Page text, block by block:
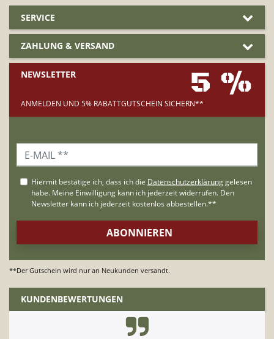
SERVICE
ZAHLUNG & VERSAND
NEWSLETTER 5 %
ANMELDEN UND 5% RABATTGUTSCHEIN SICHERN**
**Der Gutschein wird nur an Neukunden versandt.
KUNDENBEWERTUNGEN